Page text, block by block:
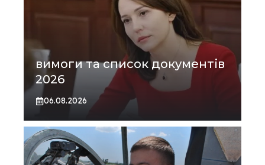
вимоги та список документів
2026
06.08.2026